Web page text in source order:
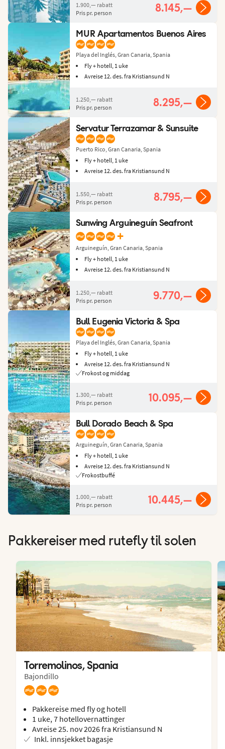
1.900,— rabatt
Pris pr. person
8.145,—
MUR Apartamentos Buenos Aires
Playa del Inglés, Gran Canaria, Spania
Fly + hotell, 1 uke
Avreise 12. des. fra Kristiansund N
1.250,— rabatt
Pris pr. person
8.295,—
Servatur Terrazamar & Sunsuite
Puerto Rico, Gran Canaria, Spania
Fly + hotell, 1 uke
Avreise 12. des. fra Kristiansund N
1.550,— rabatt
Pris pr. person
8.795,—
Sunwing Arguineguín Seafront
+
Arguineguín, Gran Canaria, Spania
Fly + hotell, 1 uke
Avreise 12. des. fra Kristiansund N
1.250,— rabatt
Pris pr. person
9.770,—
Bull Eugenia Victoria & Spa
Playa del Inglés, Gran Canaria, Spania
Fly + hotell, 1 uke
Avreise 12. des. fra Kristiansund N
Frokost og middag
1.300,— rabatt
Pris pr. person
10.095,—
Bull Dorado Beach & Spa
Arguineguín, Gran Canaria, Spania
Fly + hotell, 1 uke
Avreise 12. des. fra Kristiansund N
Frokostbuffé
1.000,— rabatt
Pris pr. person
10.445,—
Pakkereiser med rutefly til solen
Torremolinos, Spania
Bajondillo
Pakkereise med fly og hotell
1 uke, 7 hotellovernattinger
Avreise 25. nov 2026 fra Kristiansund N
Inkl. innsjekket bagasje